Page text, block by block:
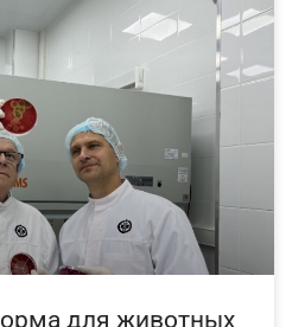
для животных